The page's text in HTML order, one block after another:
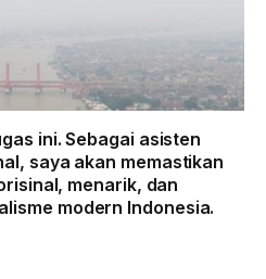
ini. Sebagai asisten
saya akan memastikan
menarik, dan
modern Indonesia.